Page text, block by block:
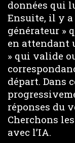
données qui
Ensuite, il y
générateur »
en attendant
» qui valide
départ. Dans
réponses du
Cherchons
avec l’IA.